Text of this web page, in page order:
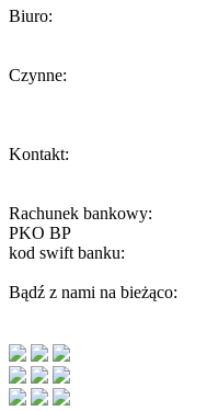
Biuro:
Czynne:
Kontakt:
Rachunek bankowy:
PKO BP
kod swift banku:
Bądź z nami na bieżąco: